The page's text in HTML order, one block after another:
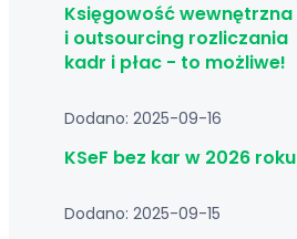
Księgowość wewnętrzna
i outsourcing rozliczania
kadr i płac - to możliwe!
Dodano: 2025-09-16
KSeF bez kar w 2026 roku
Dodano: 2025-09-15